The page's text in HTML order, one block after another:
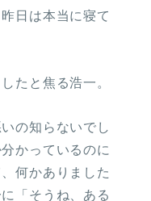
日は本当に寝て
たと焦る浩一。
の知らないでし
かっているのに
何かありました
「そうね、ある